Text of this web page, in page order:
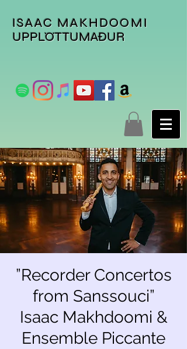
ISAAC MAKHDOOMI
UPPLÖTTUMAÐUR
”Recorder Concertos
from Sanssouci”
Isaac Makhdoomi &
Ensemble Piccante